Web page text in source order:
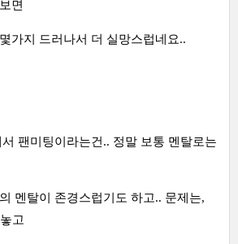
면
가지 드러나서 더 실망스럽네요..
팬미팅이라는건.. 정말 보통 멘탈로는
멘탈이 존경스럽기도 하고.. 문제는,
고